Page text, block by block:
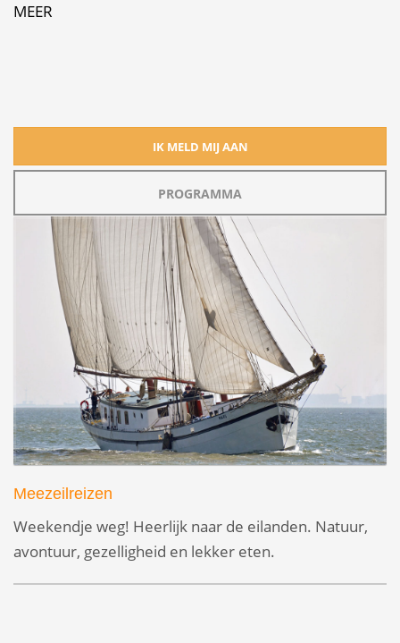
MEER
IK MELD MIJ AAN
PROGRAMMA
Meezeilreizen
Weekendje weg! Heerlijk naar de eilanden. Natuur,
avontuur, gezelligheid en lekker eten.